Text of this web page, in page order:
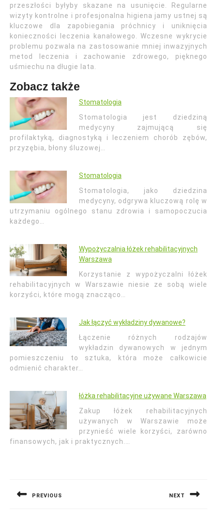
przeszłości byłyby skazane na usunięcie. Regularne
wizyty kontrolne i profesjonalna higiena jamy ustnej są
kluczowe dla zapobiegania próchnicy i uniknięcia
konieczności leczenia kanałowego. Wczesne wykrycie
problemu pozwala na zastosowanie mniej inwazyjnych
metod leczenia i zachowanie zdrowego, pięknego
uśmiechu na długie lata.
Zobacz także
Stomatologia
Stomatologia jest dziedziną
medycyny zajmującą się
profilaktyką, diagnostyką i leczeniem chorób zębów,
przyzębia, błony śluzowej…
Stomatologia
Stomatologia, jako dziedzina
medycyny, odgrywa kluczową rolę w
utrzymaniu ogólnego stanu zdrowia i samopoczucia
każdego…
Wypożyczalnia łóżek rehabilitacyjnych
Warszawa
Korzystanie z wypożyczalni łóżek
rehabilitacyjnych w Warszawie niesie ze sobą wiele
korzyści, które mogą znacząco…
Jak łączyć wykładziny dywanowe?
Łączenie różnych rodzajów
wykładzin dywanowych w jednym
pomieszczeniu to sztuka, która może całkowicie
odmienić charakter…
łóżka rehabilitacyjne używane Warszawa
Zakup łóżek rehabilitacyjnych
używanych w Warszawie może
przynieść wiele korzyści, zarówno
finansowych, jak i praktycznych.…
PREVIOUS NEXT